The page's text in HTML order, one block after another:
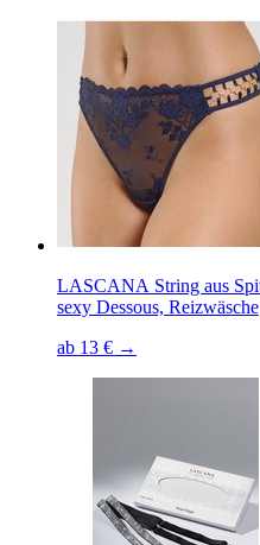
LASCANA String aus
sexy Dessous, Reizwäsche
ab 13 € →